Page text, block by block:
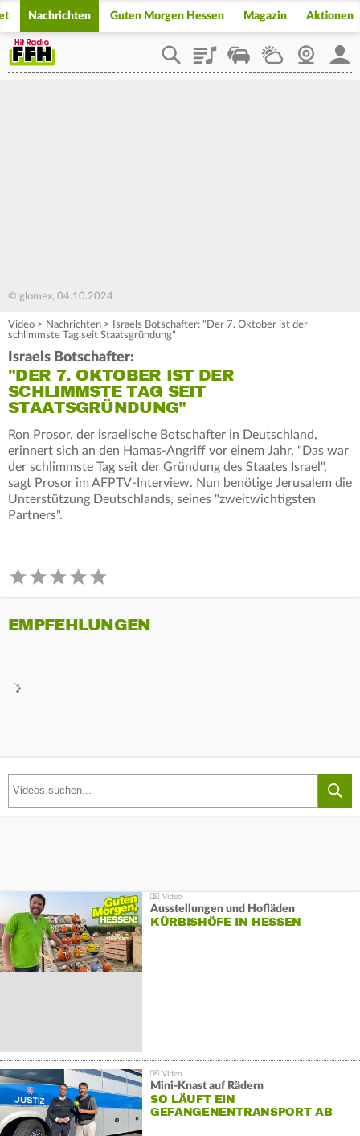
Nachrichten Guten Morgen Hessen Magazin Aktionen
PlaylistStaupilotWetterWebcam
© glomex, 04.10.2024
Video > Nachrichten >
Israels Botschafter: "Der 7. Oktober ist der
schlimmste Tag seit Staatsgründung"
Israels Botschafter:
"DER 7. OKTOBER IST DER
SCHLIMMSTE TAG SEIT
STAATSGRÜNDUNG"
Ron Prosor, der israelische Botschafter in Deutschland,
erinnert sich an den Hamas-Angriff vor einem Jahr. "Das war
der schlimmste Tag seit der Gründung des Staates Israel",
sagt Prosor im AFPTV-Interview. Nun benötige Jerusalem die
Unterstützung Deutschlands, seines "zweitwichtigsten
Partners".
EMPFEHLUNGEN
Ausstellungen und Hofläden
KÜRBISHÖFE IN HESSEN
Mini-Knast auf Rädern
SO LÄUFT EIN
GEFANGENENTRANSPORT AB